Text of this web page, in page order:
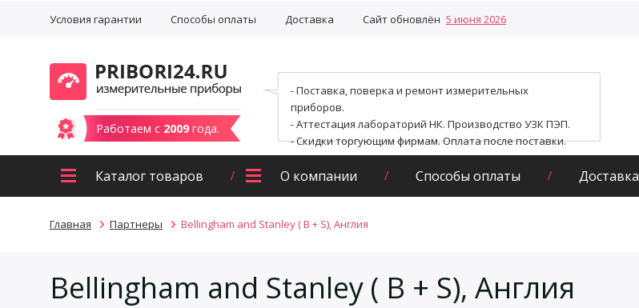
Условия гарантии Способы оплаты Доставка Сайт обновлён 5 июня 2026
Работаем с 2009 года.
- Поставка, поверка и ремонт измерительных
приборов.
- Аттестация лабораторий НК. Производство УЗК ПЭП.
- Скидки торгующим фирмам. Оплата после поставки.
Каталог товаров О компании Способы оплаты Доставка
Главная Партнеры Bellingham and Stanley ( B + S), Англия
Bellingham and Stanley ( B + S), Англия